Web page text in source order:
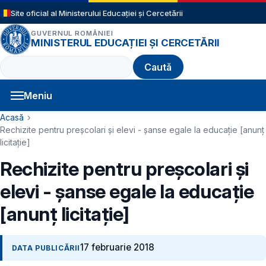
Sari la conținutul principal
Site oficial al Ministerului Educației și Cercetării
GUVERNUL ROMÂNIEI
MINISTERUL EDUCAȚIEI ȘI CERCETĂRII
Caută
Meniu
Navigație principală
Cale de navigare
Acasă
Rechizite pentru preșcolari și elevi - șanse egale la educație [anunț
licitație]
Rechizite pentru preșcolari și
elevi - șanse egale la educație
[anunț licitație]
DATA PUBLICĂRII17 februarie 2018